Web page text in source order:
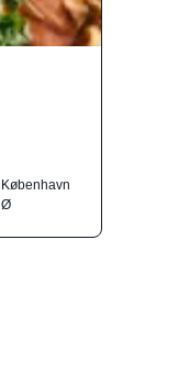
København
Ø